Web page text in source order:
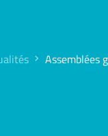
Assemblées